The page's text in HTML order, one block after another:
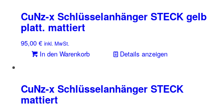
CuNz-x Schlüsselanhänger STECK gelb
platt. mattiert
95,00€ inkl. MwSt.
In den Warenkorb Details anzeigen
CuNz-x Schlüsselanhänger STECK
mattiert